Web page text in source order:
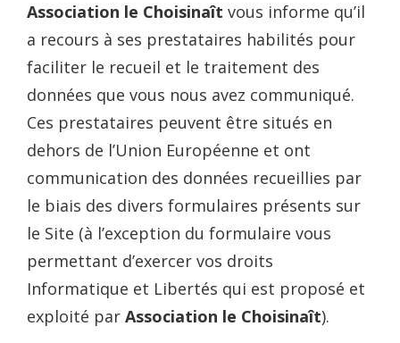
Association le Choisinaît vous informe qu’il
a recours à ses prestataires habilités pour
faciliter le recueil et le traitement des
données que vous nous avez communiqué.
Ces prestataires peuvent être situés en
dehors de l’Union Européenne et ont
communication des données recueillies par
le biais des divers formulaires présents sur
le Site (à l’exception du formulaire vous
permettant d’exercer vos droits
Informatique et Libertés qui est proposé et
exploité par Association le Choisinaît).